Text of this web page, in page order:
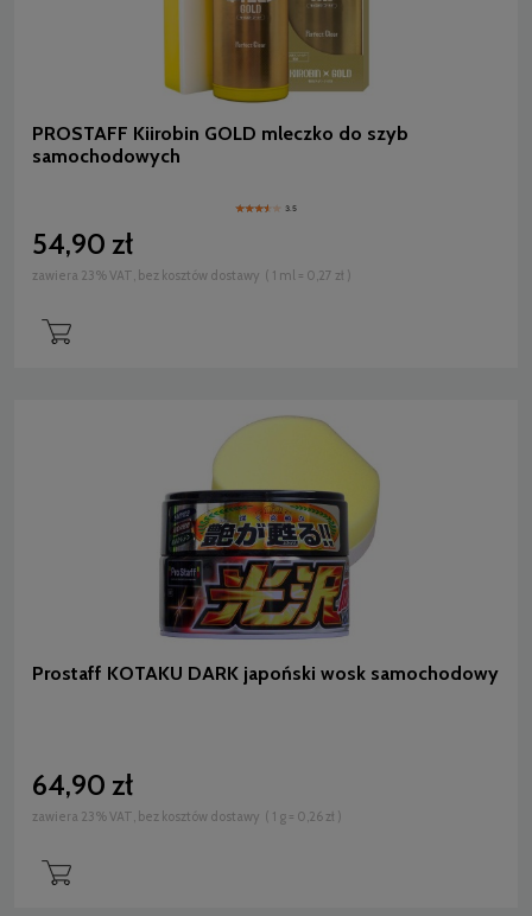
PROSTAFF Kiirobin GOLD mleczko do szyb
samochodowych
3.5
54,90 zł
zawiera 23% VAT, bez kosztów dostawy ( 1 ml = 0,27 zł )
Prostaff KOTAKU DARK japoński wosk samochodowy
64,90 zł
zawiera 23% VAT, bez kosztów dostawy ( 1 g = 0,26 zł )